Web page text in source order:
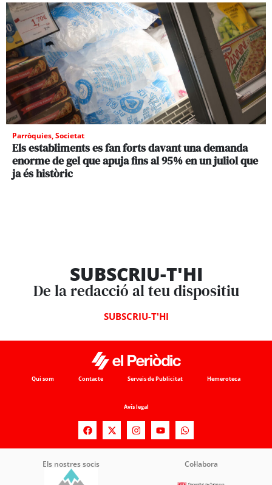
Parròquies,Societat
Els establiments es fan forts davant una demanda
enorme de gel que apuja fins al 95% en un juliol que
ja és històric
SUBSCRIU-T'HI
De la redacció al teu dispositiu
SUBSCRIU-T'HI
Qui som Contacte Serveis de Publicitat Hemeroteca
Avís legal
Els nostres socis Col·labora